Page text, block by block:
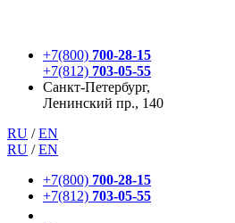
+7(800) 700-28-15
+7(812) 703-05-55
Санкт-Петербург,
Ленинский пр., 140
RU / EN
RU / EN
+7(800) 700-28-15
+7(812) 703-05-55